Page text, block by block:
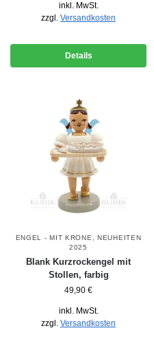
inkl. MwSt.
zzgl. Versandkosten
Details
ENGEL - MIT KRONE
NEUHEITEN
2025
Blank Kurzrockengel mit
Stollen, farbig
49,90 €
inkl. MwSt.
zzgl. Versandkosten